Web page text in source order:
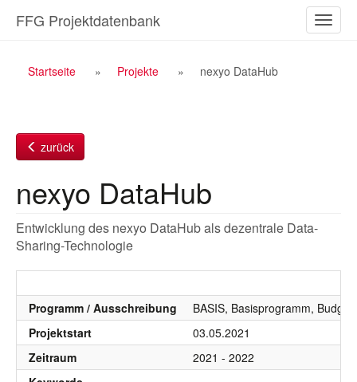
Inhalt
ein-/
FFG Projektdatenbank
Breadcrumb
Startseite Projekte nexyo DataHub
zurück
nexyo DataHub
Entwicklung des nexyo DataHub als dezentrale Data-
Sharing-Technologie
Programm / Ausschreibung
BASIS, Basisprogramm,
Projektstart
03.05.2021
Zeitraum
2021 - 2022